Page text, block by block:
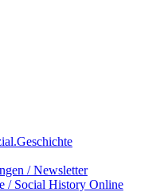
/ Newsletter
/ Social History Online